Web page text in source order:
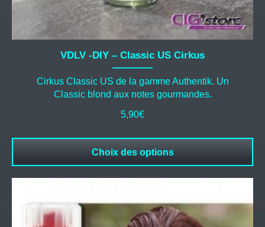
VDLV -DIY – Classic US Cirkus
Cirkus Classic US de la gamme Authentik. Un
Classic blond aux notes gourmandes.
5,90€
Choix des options
plusieurs